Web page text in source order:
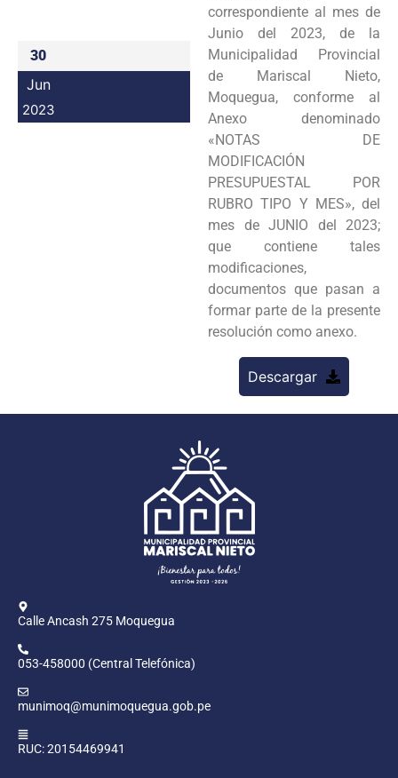
30
Jun
2023
correspondiente al mes de
Junio del 2023, de la
Municipalidad Provincial
de Mariscal Nieto,
Moquegua, conforme al
Anexo denominado
«NOTAS DE
MODIFICACIÓN
PRESUPUESTAL POR
RUBRO TIPO Y MES», del
mes de JUNIO del 2023;
que contiene tales
modificaciones,
documentos que pasan a
formar parte de la presente
resolución como anexo.
Descargar
Calle Ancash 275 Moquegua
053-458000 (Central Telefónica)
munimoq@munimoquegua.gob.pe
RUC: 20154469941